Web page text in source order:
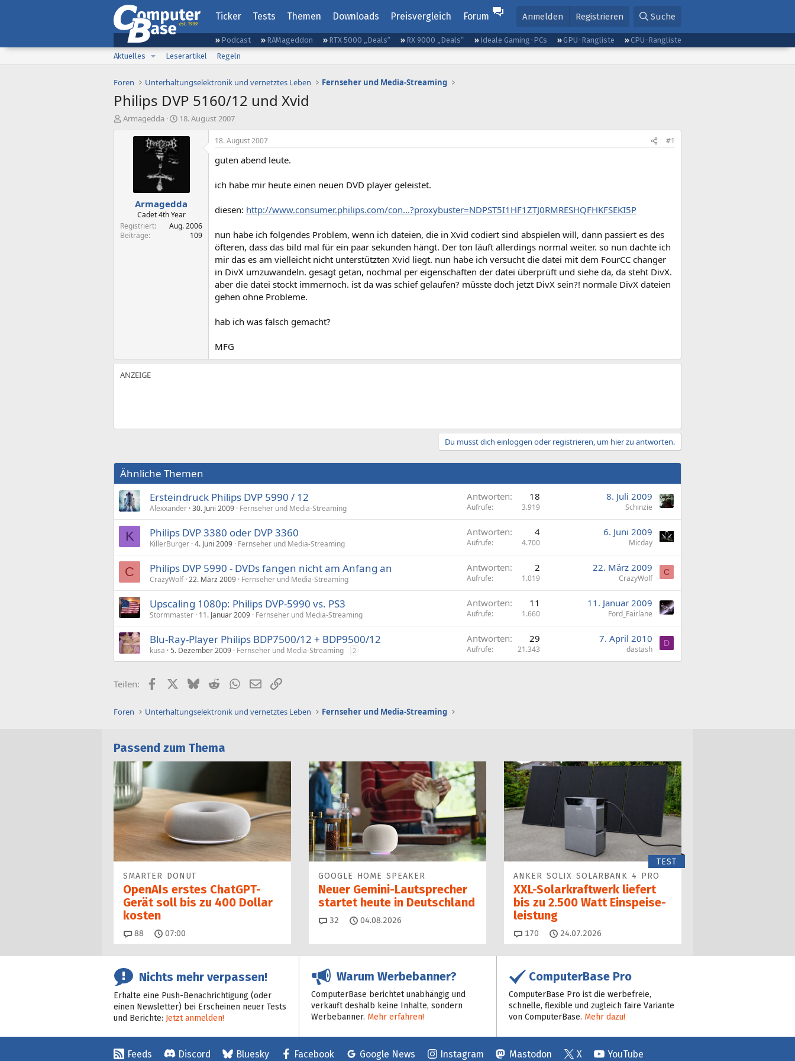
Ticker Tests Themen Downloads Preisvergleich Forum Anmelden Registrieren Suche
Podcast RAMageddon RTX 5000 „Deals“ RX 9000 „Deals“ Ideale Gaming-PCs GPU-Rangliste
CPU-Rangliste
Aktuelles
Leserartikel Regeln
Foren Unterhaltungselektronik und vernetztes Leben Fernseher und Media-Streaming
Philips DVP 5160/12 und Xvid
E
Armagedda
E
s
e
t
a
m
18. August 2007
Armagedda
Cadet 4th Year
Registriert
Aug. 2006
Beiträge
109
18. August 2007 #1
guten abend leute.
ich habe mir heute einen neuen DVD player geleistet.
diesen: http://www.consumer.philips.com/con...?proxybuster=NDPST5I1HF1ZTJ0RMRESHQFHKFSEKI5P
nun habe ich folgendes Problem, wenn ich dateien, die in Xvid codiert sind abspielen will, dann passiert es des
öfteren, dass das bild mal für ein paar sekunden hängt. Der ton läuft allerdings normal weiter. so nun dachte ich
mir das es am vielleicht nicht unterstützten Xvid liegt. nun habe ich versucht die datei mit dem FourCC changer
in DivX umzuwandeln. gesagt getan, nochmal per eigenschaften der datei überprüft und siehe da, da steht DivX.
aber die datei stockt immernoch. ist da was schief gelaufen? müsste doch jetzt DivX sein?! normale DivX dateien
gehen ohne Probleme.
hab ich was falsch gemacht?
MFG
Du musst dich einloggen oder registrieren, um hier zu antworten.
Ähnliche Themen
Ersteindruck Philips DVP 5990 / 12
Alexxander 30. Juni 2009 Fernseher und Media-Streaming
Antworten 18
Aufrufe 3.919
8. Juli 2009
Schinzie
K Philips DVP 3380 oder DVP 3360
KillerBurger 4. Juni 2009 Fernseher und Media-Streaming
Antworten 4
Aufrufe 4.700
6. Juni 2009
Micday
C Philips DVP 5990 - DVDs fangen nicht am Anfang an
CrazyWolf 22. März 2009 Fernseher und Media-Streaming
Antworten 2
Aufrufe 1.019
22. März 2009
CrazyWolf
C
Upscaling 1080p: Philips DVP-5990 vs. PS3
Stormmaster 11. Januar 2009 Fernseher und Media-Streaming
Antworten 11
Aufrufe 1.660
11. Januar 2009
Ford_Fairlane
Blu-Ray-Player Philips BDP7500/12 + BDP9500/12
kusa 5. Dezember 2009 Fernseher und Media-Streaming 2
Antworten 29
Aufrufe 21.343
7. April 2010
dastash
D
Teilen: FacebookX (Twitter)
BlueskyRedditWhatsApp
E-MailLink
Foren Unterhaltungselektronik und vernetztes Leben Fernseher und Media-Streaming
Passend zum Thema
SMARTER DONUT
OpenAIs erstes ChatGPT-
Gerät soll bis zu 400 Dollar
kosten
88 Kommentare
07:00
GOOGLE HOME SPEAKER
Neuer Gemini-Laut­spre­cher
startet heu­te in Deutschland
32 Kommentare
04.08.2026
TEST
ANKER SOLIX SOLARBANK 4 PRO
XXL-Solarkraftwerk liefert
bis zu 2.500 Watt Einspeise­
leistung
170 Kommentare
24.07.2026
Nichts mehr verpassen!
Erhalte eine Push-Benachrichtigung (oder
einen Newsletter) bei Erscheinen neuer Tests
und Berichte: Jetzt anmelden!
Warum Werbebanner?
ComputerBase berichtet unabhängig und
verkauft deshalb keine Inhalte, sondern
Werbebanner. Mehr erfahren!
ComputerBase Pro
ComputerBase Pro ist die werbefreie,
schnelle, flexible und zugleich faire Variante
von ComputerBase. Mehr dazu!
Feeds Discord Bluesky Facebook Google News Instagram Mastodon X YouTube